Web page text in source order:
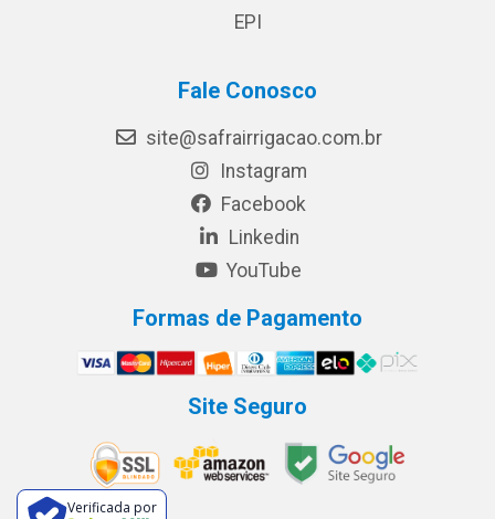
EPI
Fale Conosco
site@safrairrigacao.com.br
Instagram
Facebook
Linkedin
YouTube
Formas de Pagamento
Site Seguro
Verificada por